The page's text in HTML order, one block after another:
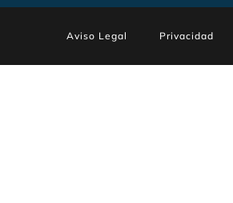
Aviso Legal Privacidad